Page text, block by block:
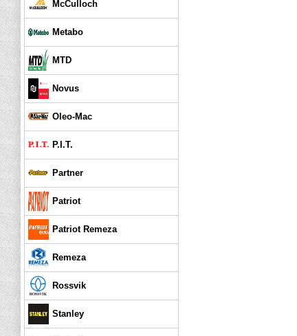
McCulloch
Metabo
MTD
Novus
Oleo-Mac
P.I.T.
Partner
Patriot
Patriot Remeza
Remeza
Rossvik
Stanley